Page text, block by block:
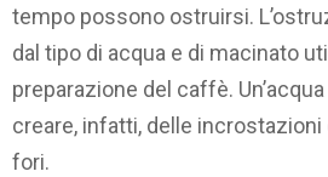
tempo possono ostruirsi.
dal tipo di acqua e di macinato
preparazione del caffè.
creare, infatti, delle incrostazioni
fori.